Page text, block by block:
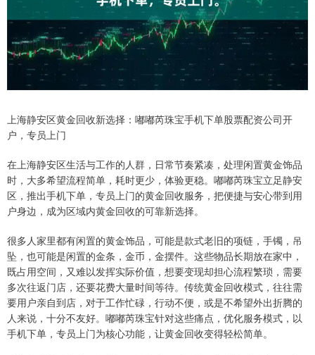
上海静安区黄金回收新选择：嘟嘟芮珠宝手机下单股票配资公司开
户，专员上门
在上海静安区生活与工作的人群，日常节奏紧凑，处理闲置黄金饰品
时，大多希望流程简单，耗时更少，体验更稳。嘟嘟芮珠宝立足静安
区，推出手机下单，专员上门的黄金回收服务，把便捷与安心带到用
户身边，成为区域内黄金回收的可靠新选择。
很多人家里都有闲置的黄金饰品，可能是款式老旧的项链，手镯，吊
坠，也可能是闲置的金条，金币，金摆件。这些物品长期放在家中，
既占用空间，又难以发挥实际价值，想要变现却担心流程繁琐，需要
多次往返门店，还要花费大量时间等待。传统黄金回收模式，往往需
要用户亲自到店，对于工作忙碌，行动不便，或是不希望外出折腾的
人来说，十分不友好。嘟嘟芮珠宝针对这些痛点，优化服务模式，以
手机下单，专员上门为核心功能，让黄金回收变得轻松简单。